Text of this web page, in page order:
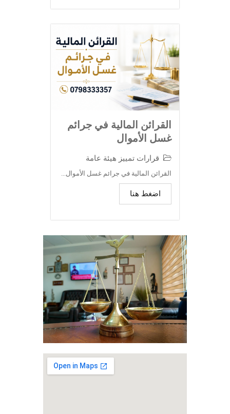
القرائن المالية في جرائم
غسل الأموال
قرارات تمييز هيئة عامة
القرائن المالية في جرائم غسل الأموال...
اضغط هنا